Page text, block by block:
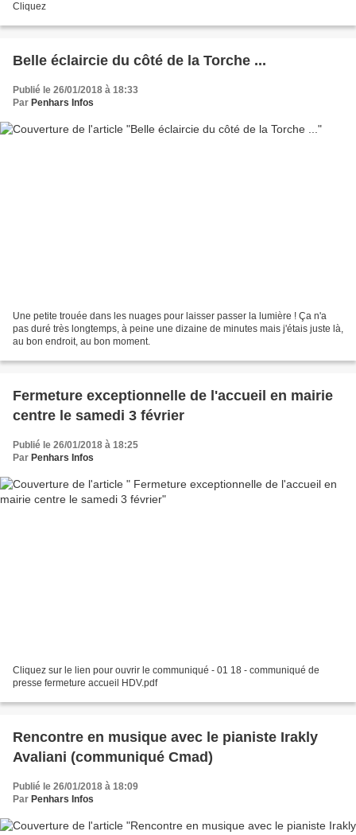
Cliquez
Belle éclaircie du côté de la Torche ...
Publié le 26/01/2018 à 18:33
Par Penhars Infos
Une petite trouée dans les nuages pour laisser passer la lumière ! Ça n'a
pas duré très longtemps, à peine une dizaine de minutes mais j'étais juste là,
au bon endroit, au bon moment.
Fermeture exceptionnelle de l'accueil en mairie
centre le samedi 3 février
Publié le 26/01/2018 à 18:25
Par Penhars Infos
Cliquez sur le lien pour ouvrir le communiqué - 01 18 - communiqué de
presse fermeture accueil HDV.pdf
Rencontre en musique avec le pianiste Irakly
Avaliani (communiqué Cmad)
Publié le 26/01/2018 à 18:09
Par Penhars Infos